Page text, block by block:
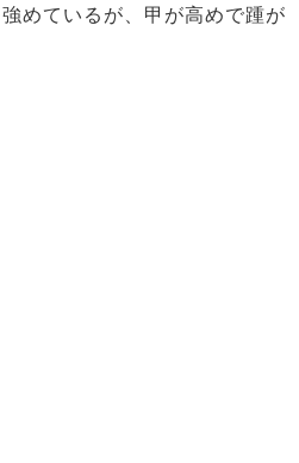
めているが、甲が高めで踵が